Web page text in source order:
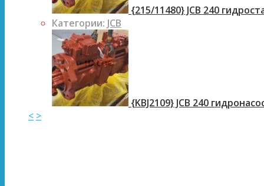
{215/11480} JCB 240
Категории: JCB
{KBJ2109} JCB 240
< >